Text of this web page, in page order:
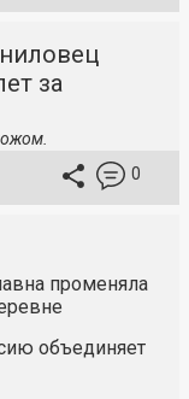
за
0
променяла
объединяет